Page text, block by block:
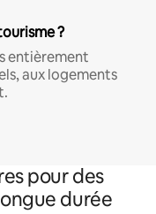
?
entièrement
aux logements
pour des
durée